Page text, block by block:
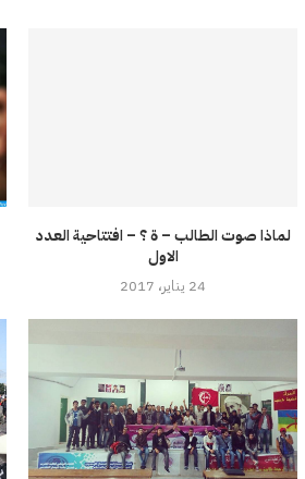
لماذا صوت الطالب – ة ؟ – افتتاحية العدد
الاول
24 يناير، 2017